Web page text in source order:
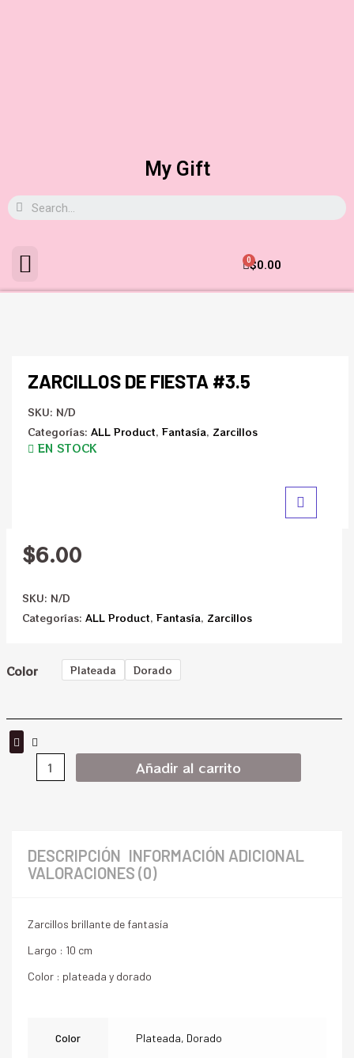
My Gift
$0.00
0
ZARCILLOS DE FIESTA #3.5
SKU: N/D
Categorías: ALL Product, Fantasía, Zarcillos
EN STOCK
$6.00
SKU: N/D
Categorías: ALL Product, Fantasía, Zarcillos
Color Plateada Dorado
Añadir al carrito
DESCRIPCIÓN INFORMACIÓN ADICIONAL
VALORACIONES (0)
Zarcillos brillante de fantasía
Largo : 10 cm
Color : plateada y dorado
Color Plateada, Dorado